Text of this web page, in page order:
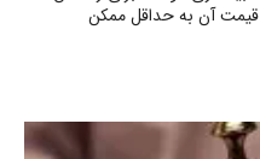
قیمت آن به حداقل ممکن